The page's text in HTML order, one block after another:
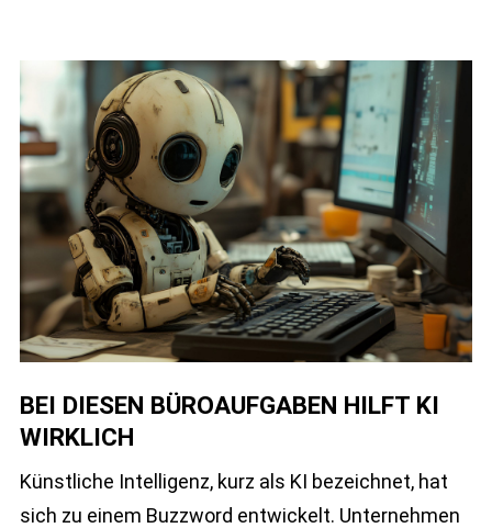
noch
wichtig
sind?
BEI DIESEN BÜROAUFGABEN HILFT KI
WIRKLICH
Künstliche Intelligenz, kurz als KI bezeichnet, hat
sich zu einem Buzzword entwickelt. Unternehmen